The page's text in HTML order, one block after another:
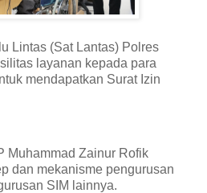
Lintas (Sat Lantas) Polres
layanan kepada para
mendapatkan Surat Izin
Muhammad Zainur Rofik
dan mekanisme pengurusan
SIM lainnya.